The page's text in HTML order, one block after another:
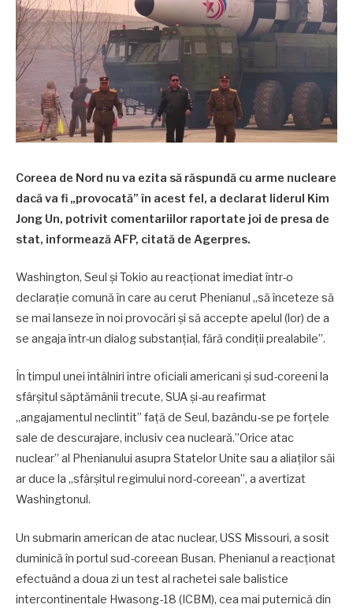
Coreea de Nord nu va ezita să răspundă cu arme nucleare
dacă va fi „provocată” în acest fel, a declarat liderul Kim
Jong Un, potrivit comentariilor raportate joi de presa de
stat, informează AFP, citată de Agerpres.
Washington, Seul şi Tokio au reacţionat imediat într-o
declaraţie comună în care au cerut Phenianul „să înceteze să
se mai lanseze în noi provocări şi să accepte apelul (lor) de a
se angaja într-un dialog substanţial, fără condiţii prealabile”.
În timpul unei întâlniri între oficiali americani şi sud-coreeni la
sfârşitul săptămânii trecute, SUA şi-au reafirmat
„angajamentul neclintit” faţă de Seul, bazându-se pe forţele
sale de descurajare, inclusiv cea nucleară.”Orice atac
nuclear” al Phenianului asupra Statelor Unite sau a aliaţilor săi
ar duce la „sfârşitul regimului nord-coreean”, a avertizat
Washingtonul.
Un submarin american de atac nuclear, USS Missouri, a sosit
duminică în portul sud-coreean Busan. Phenianul a reacţionat
efectuând a doua zi un test al rachetei sale balistice
intercontinentale Hwasong-18 (ICBM), cea mai puternică din